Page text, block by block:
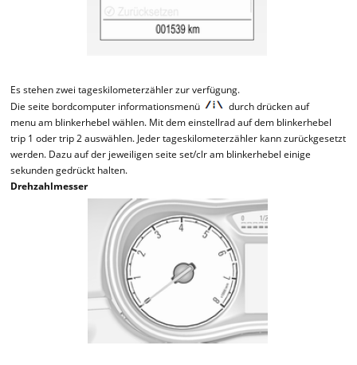
Es stehen zwei tageskilometerzähler zur verfügung.
Die seite bordcomputer informationsmenü
durch drücken auf
menu am blinkerhebel wählen. Mit dem einstellrad auf dem blinkerhebel
trip 1 oder trip 2 auswählen. Jeder tageskilometerzähler kann zurückgesetzt
werden. Dazu auf der jeweiligen seite set/clr am blinkerhebel einige
sekunden gedrückt halten.
Drehzahlmesser